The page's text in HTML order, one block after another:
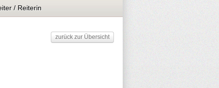
/ Reiterin
zurück zur Übersicht